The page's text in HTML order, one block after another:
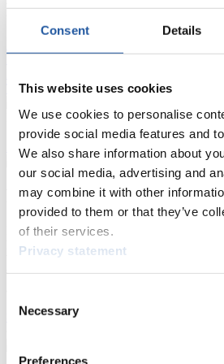
Consent Details
This website uses cookies
We use cookies to personalise
provide social media features and
We also share information about
our social media, advertising and
may combine it with other
provided to them or that they’ve
of their services.
Privacy statement
Selection
Necessary
Preferences
FIL LIVE TV
RodelnHighlights YOG Gangwon 2024
Tippspiel
Naturbahn
Zielgruppen Anzeigen
Für Presse- und
Hier finden Sie Informationen für Presse-
haben Zugriff auf Athletenbiographien
Wettkämpfen. Außerdem können Sie Ihre
beantragen, die Grundregeln des
>> Weiter